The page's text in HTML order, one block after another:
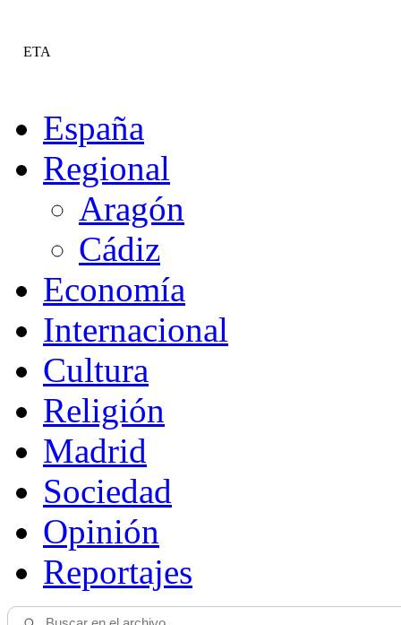
ETA
España
Regional
Aragón
Cádiz
Economía
Internacional
Cultura
Religión
Madrid
Sociedad
Opinión
Reportajes